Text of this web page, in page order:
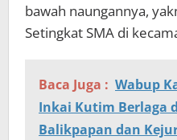
bawah naungannya,
Setingkat SMA di
Baca Juga : Wabup
Inkai Kutim Berlaga
Balikpapan dan